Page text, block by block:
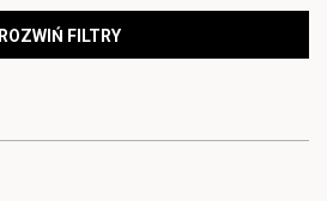
ROZWIŃ FILTRY